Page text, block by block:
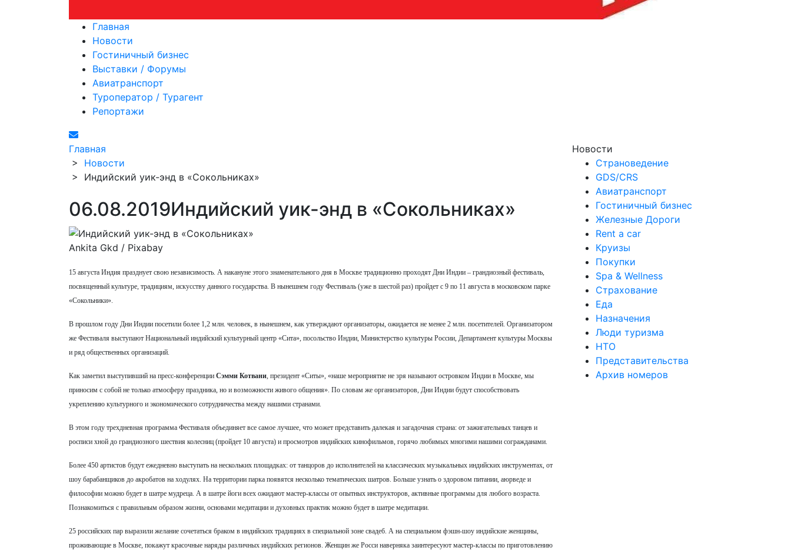
Главная
Новости
Гостиничный бизнес
Выставки / Форумы
Авиатранспорт
Туроператор / Турагент
Репортажи
Главная
> Новости
> Индийский уик-энд в «Сокольниках»
06.08.2019Индийский уик-энд в «Сокольниках»
Ankita Gkd / Pixabay
15 августа Индия празднует свою независимость. А накануне этого знаменательного дня в Москве традиционно проходят Дни Индии – грандиозный фестиваль,
посвященный культуре, традициям, искусству данного государства. В нынешнем году Фестиваль (уже в шестой раз) пройдет с 9 по 11 августа в московском парке
«Сокольники».
В прошлом году Дни Индии посетили более 1,2 млн. человек, в нынешнем, как утверждают организаторы, ожидается не менее 2 млн. посетителей. Организатором
же Фестиваля выступают Национальный индийский культурный центр «Сита», посольство Индии, Министерство культуры России, Департамент культуры Москвы
и ряд общественных организаций.
Как заметил выступивший на пресс-конференции Сэмми Котвани , президент «Ситы», «наше мероприятие не зря называют островком Индии в Москве, мы
приносим с собой не только атмосферу праздника, но и возможности живого общения». По словам же организаторов, Дни Индии будут способствовать
укреплению культурного и экономического сотрудничества между нашими странами.
В этом году трехдневная программа Фестиваля объединяет все самое лучшее, что может представить далекая и загадочная страна: от зажигательных танцев и
росписи хной до грандиозного шествия колесниц (пройдет 10 августа) и просмотров индийских кинофильмов, горячо любимых многими нашими согражданами.
Более 450 артистов будут ежедневно выступать на нескольких площадках: от танцоров до исполнителей на классических музыкальных индийских инструментах, от
шоу барабанщиков до акробатов на ходулях. На территории парка появятся несколько тематических шатров. Больше узнать о здоровом питании, аюрведе и
философии можно будет в шатре мудреца. А в шатре йоги всех ожидают мастер-классы от опытных инструкторов, активные программы для любого возраста.
Познакомиться с правильным образом жизни, основами медитации и духовных практик можно будет в шатре медитации.
25 российских пар выразили желание сочетаться браком в индийских традициях в специальной зоне свадеб. А на специальном фэшн-шоу индийские женщины,
проживающие в Москве, покажут красочные наряды различных индийских регионов. Женщин же Росси наверняка заинтересуют мастер-классы по приготовлению
Новости
Страноведение
GDS/CRS
Авиатранспорт
Гостиничный бизнес
Железные Дороги
Rent a car
Круизы
Покупки
Spa & Wellness
Страхование
Еда
Назначения
Люди туризма
НТО
Представительства
Архив номеров